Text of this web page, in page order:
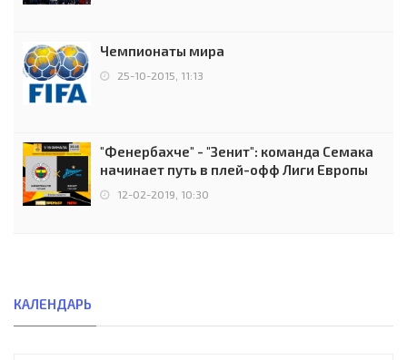
Чемпионаты мира
25-10-2015, 11:13
"Фенербахче" - "Зенит": команда Семака
начинает путь в плей-офф Лиги Европы
12-02-2019, 10:30
КАЛЕНДАРЬ